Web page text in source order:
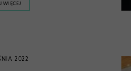
WIĘCEJ
2022